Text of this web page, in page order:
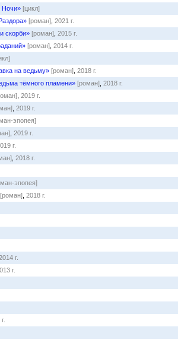
Ночи» [цикл]
[роман] 2021 г.
скорби» [роман] 2015 г.
[роман] 2014 г.
на ведьму» [роман] 2018 г.
тёмного пламени» [роман] 2018 г.
2019 г.
2019 г.
эпопея]
2019 г.
г.
2018 г.
эпопея]
[роман] 2018 г.
г.
г.